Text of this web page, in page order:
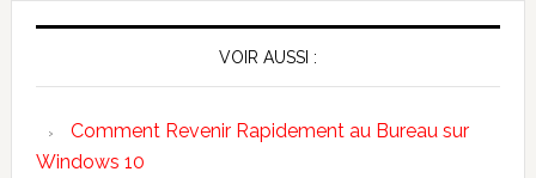
VOIR AUSSI :
Comment Revenir Rapidement au Bureau sur
Windows 10